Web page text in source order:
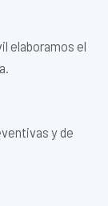
elaboramos el
y de